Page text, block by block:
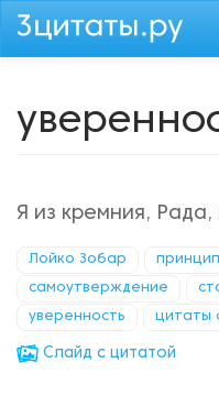
Перейти
Я из кремния, Рада,
Лойко Зобар
самоутверждение
уверенность цитаты
Cлайд с цитатой